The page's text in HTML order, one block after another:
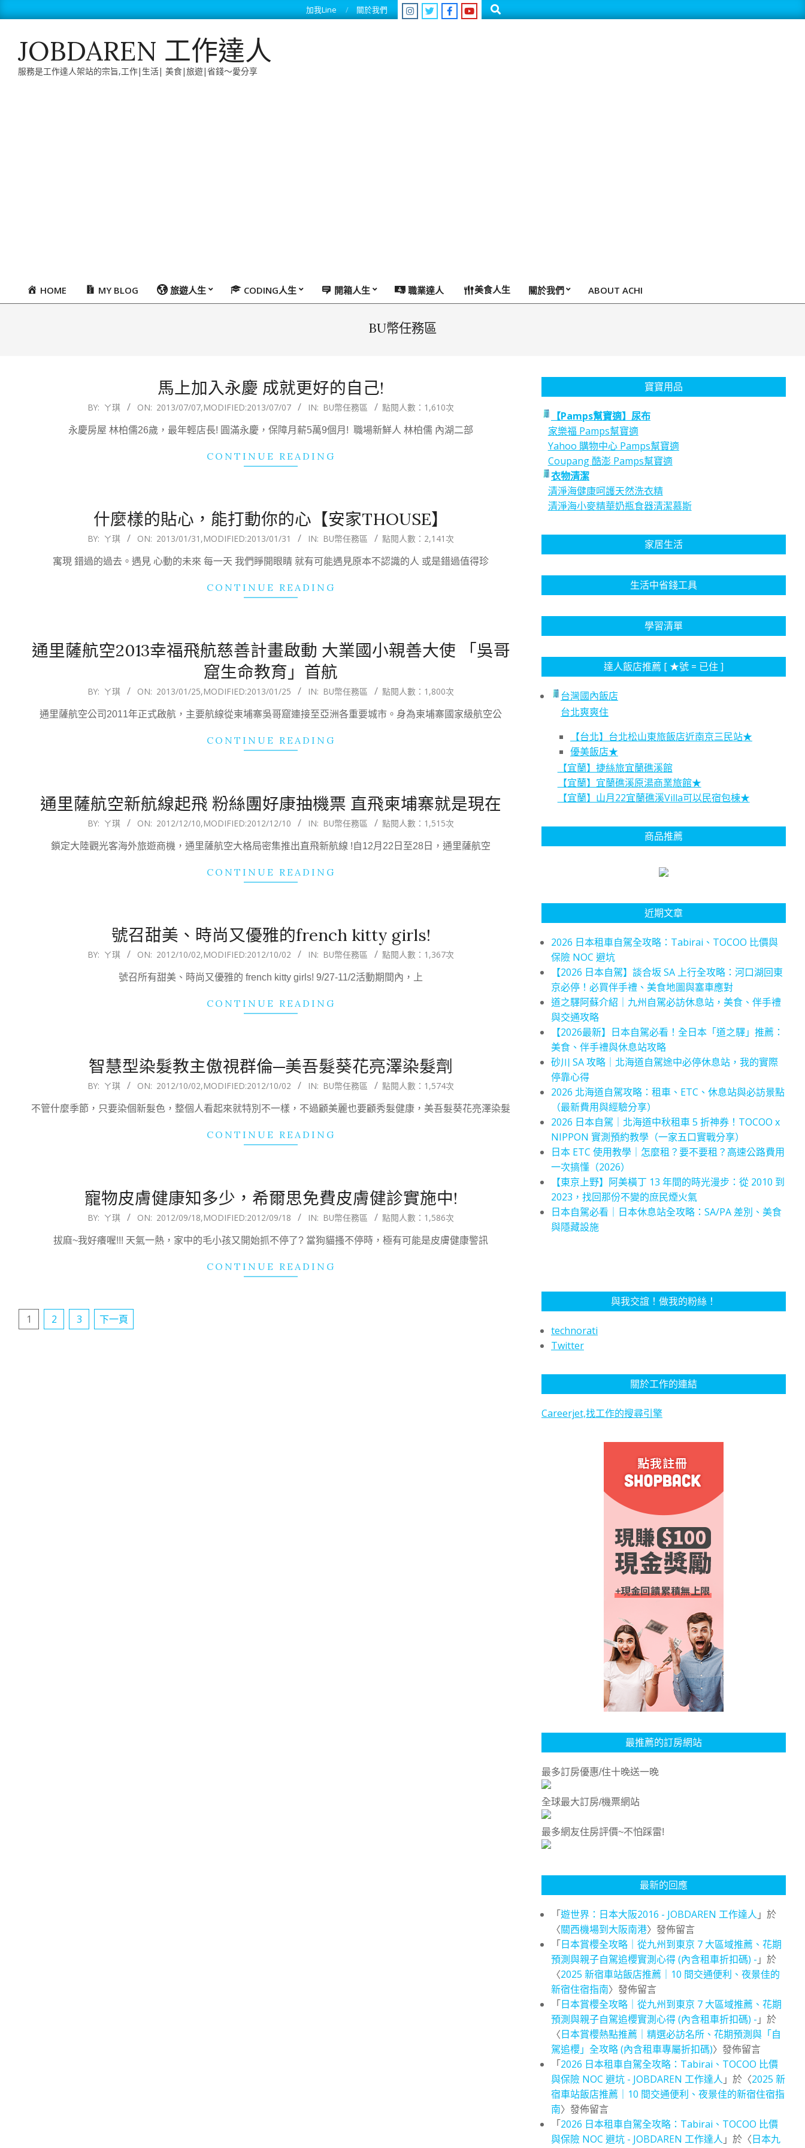
to
加我Line 關於我們 Search
JOBDAREN 工作達人
服務是工作達人架站的宗旨,工作|生活| 美食|旅遊|省錢～愛分享
PrimaryHOME MY BLOG 旅遊人生 CODING人生 開箱人生 職業達人 美食人生 關於我們 ABOUT ACHI
BU幣任務區
馬上加入永慶 成就更好的自己!
BY: ㄚ琪 ON: 2013/07/07,MODIFIED:2013/07/07 IN: BU幣任務區 點閱人數：1,610次
永慶房屋 林柏儒26歲，最年輕店長! 圓滿永慶，保障月薪5萬9個月! 職場新鮮人 林柏儒 內湖二部
CONTINUE READING
什麼樣的貼心，能打動你的心【安家THOUSE】
BY: ㄚ琪 ON: 2013/01/31 ,MODIFIED:2013/01/31 IN: BU幣任務區 點閱人數：2,141次
寓現 錯過的過去。遇見 心動的未來 每一天 我們睜開眼睛 就有可能遇見原本不認識的人 或是錯過值得珍
CONTINUE READING
通里薩航空2013幸福飛航慈善計畫啟動 大業國小親善大使 「吳哥
窟生命教育」首航
BY: ㄚ琪 ON: 2013/01/25,MODIFIED:2013/01/25 IN: BU幣任務區 點閱人數：1,800次
通里薩航空公司2011年正式啟航，主要航線從柬埔寨吳哥窟連接至亞洲各重要城市。身為柬埔寨國家級航空公
CONTINUE READING
通里薩航空新航線起飛 粉絲團好康抽機票 直飛柬埔寨就是現在
BY: ㄚ琪 ON: 2012/12/10,MODIFIED:2012/12/10 IN: BU幣任務區 點閱人數：1,515次
鎖定大陸觀光客海外旅遊商機，通里薩航空大格局密集推出直飛新航線 !自12月22日至28日，通里薩航空
CONTINUE READING
號召甜美、時尚又優雅的french kitty girls!
BY: ㄚ琪 ON: 2012/10/02,MODIFIED:2012/10/02 IN: BU幣任務區 點閱人數：1,367次
號召所有甜美、時尚又優雅的 french kitty girls! 9/27-11/2活動期間內，上
CONTINUE READING
智慧型染髮教主傲視群倫─美吾髮葵花亮澤染髮劑
02
BY: ㄚ琪 ON: 2012/10/02,MODIFIED:2012/10/02 IN: BU幣任務區 點閱人數：1,574次
不管什麼季節，只要染個新髮色，整個人看起來就特別不一樣，不過顧美麗也要顧秀髮健康，美吾髮葵花亮澤染髮
CONTINUE READING
寵物皮膚健康知多少，希爾思免費皮膚健診實施中!
BY: ㄚ琪 ON: 2012/09/18,MODIFIED:2012/09/18 IN: BU幣任務區 點閱人數：1,586次
拔麻~我好癢喔!!! 天氣一熱，家中的毛小孩又開始抓不停了? 當狗貓搔不停時，極有可能是皮膚健康警訊
CONTINUE READING
文1 2 3 下一頁
寶寶用品
【Pamps幫寶適】尿布
家樂福 Pamps幫寶適
Yahoo 購物中心 Pamps幫寶適
Coupang 酷澎 Pamps幫寶適
衣物清潔
清淨海健康呵護天然洗衣精
清淨海小麥精華奶瓶食器清潔慕斯
家居生活
生活中省錢工具
學習清單
達人飯店推薦 [ ★號 = 已住 ]
台灣國內飯店
台北爽爽住
【台北】台北松山東旅飯店近南京三民站★
優美飯店★
【宜蘭】捷絲旅宜蘭礁溪館
【宜蘭】宜蘭礁溪原湯商業旅館★
【宜蘭】山月22宜蘭礁溪Villa可以民宿包棟★
商品推薦
近期文章
2026 日本租車自駕全攻略：Tabirai、TOCOO 比價與
保險 NOC 避坑
【2026 日本自駕】談合坂 SA 上行全攻略：河口湖回東
京必停！必買伴手禮、美食地圖與塞車應對
道之驛阿蘇介紹｜九州自駕必訪休息站，美食、伴手禮
與交通攻略
【2026最新】日本自駕必看！全日本「道之驛」推薦：
美食、伴手禮與休息站攻略
砂川 SA 攻略｜北海道自駕途中必停休息站，我的實際
停靠心得
2026 北海道自駕攻略：租車、ETC、休息站與必訪景點
（最新費用與經驗分享）
2026 日本自駕｜北海道中秋租車 5 折神券！TOCOO x
NIPPON 實測預約教學（一家五口實戰分享）
日本 ETC 使用教學｜怎麼租？要不要租？高速公路費用
一次搞懂（2026）
【東京上野】阿美橫丁 13 年間的時光漫步：從 2010 到
2023，找回那份不變的庶民煙火氣
日本自駕必看｜日本休息站全攻略：SA/PA 差別、美食
與隱藏設施
與我交誼！做我的粉絲！
technorati
Twitter
關於工作的連結
Careerjet,找工作的搜尋引擎
最推薦的訂房網站
最多訂房優惠/住十晚送一晚
全球最大訂房/機票網站
最多網友住房評價~不怕踩雷!
最新的回應
「遊世界：日本大阪2016 - JOBDAREN 工作達人 」於
〈關西機場到大阪南港〉發佈留言
「日本賞櫻全攻略｜從九州到東京 7 大區域推薦、花期
預測與親子自駕追櫻實測心得 (內含租車折扣碼) - 」於
〈2025 新宿車站飯店推薦｜10 間交通便利、夜景佳的
新宿住宿指南〉發佈留言
「日本賞櫻全攻略｜從九州到東京 7 大區域推薦、花期
預測與親子自駕追櫻實測心得 (內含租車折扣碼) - 」於
〈日本賞櫻熱點推薦｜精選必訪名所、花期預測與「自
駕追櫻」全攻略 (內含租車專屬折扣碼)〉發佈留言
「2026 日本租車自駕全攻略：Tabirai、TOCOO 比價
與保險 NOC 避坑 - JOBDAREN 工作達人 」於〈2025 新
宿車站飯店推薦｜10 間交通便利、夜景佳的新宿住宿指
南〉發佈留言
「2026 日本租車自駕全攻略：Tabirai、TOCOO 比價
與保險 NOC 避坑 - JOBDAREN 工作達人 」於〈日本九